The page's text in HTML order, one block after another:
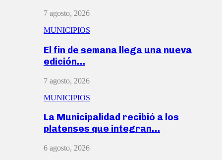
7 agosto, 2026
MUNICIPIOS
El fin de semana llega una nueva
edición…
7 agosto, 2026
MUNICIPIOS
La Municipalidad recibió a los
platenses que integran…
6 agosto, 2026